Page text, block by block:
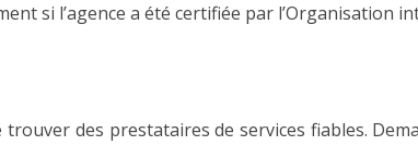
si l’agence a été certifiée par l’Organisation
des prestataires de services fiables.